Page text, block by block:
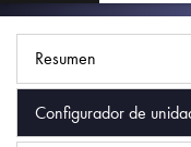
Resumen
Configurador de